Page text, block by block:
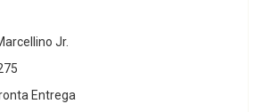
Jr.
Entrega